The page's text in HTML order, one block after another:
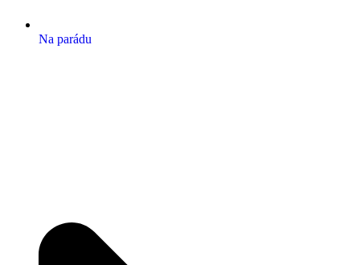
Na parádu